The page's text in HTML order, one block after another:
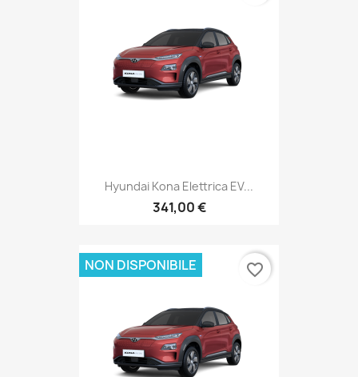
Hyundai Kona Elettrica EV...
341,00 €
NON DISPONIBILE favorite_border